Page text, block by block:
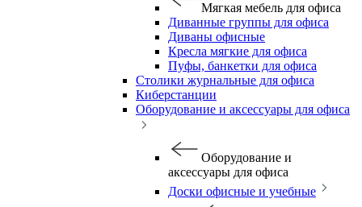
Мягкая мебель для офиса
Диванные группы для офиса
Диваны офисные
Кресла мягкие для офиса
Пуфы, банкетки для офиса
Столики журнальные для офиса
Киберстанции
Оборудование и аксессуары для офиса
Оборудование и
аксессуары для офиса
Доски офисные и учебные